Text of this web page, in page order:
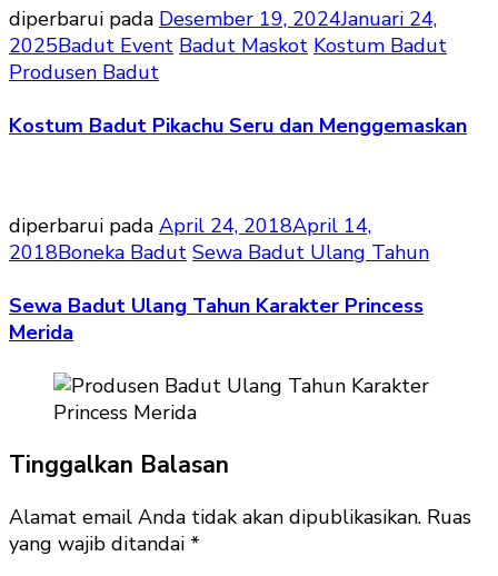
diperbarui pada Desember 19, 2024Januari 24,
2025Badut Event Badut Maskot Kostum Badut
Produsen Badut
Kostum Badut Pikachu Seru dan Menggemaskan
diperbarui pada April 24, 2018April 14,
2018Boneka Badut Sewa Badut Ulang Tahun
Sewa Badut Ulang Tahun Karakter Princess
Merida
Tinggalkan Balasan
Alamat email Anda tidak akan dipublikasikan. Ruas
yang wajib ditandai *